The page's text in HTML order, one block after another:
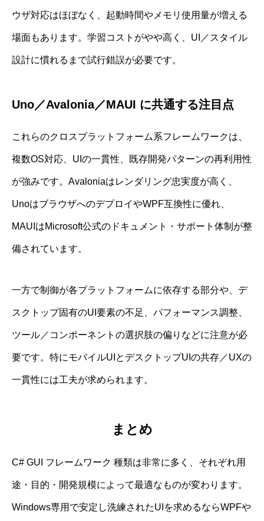
ウザ対応はほぼなく、起動時間やメモリ使用量が増える
場面もあります。学習コストがやや高く、UI／スタイル
設計に慣れるまで試行錯誤が必要です。
Uno／Avalonia／MAUI に共通する注目点
これらのクロスプラットフォーム系フレームワークは、
複数OS対応、UIの一貫性、既存開発パターンの再利用性
が強みです。Avaloniaはレンダリング忠実度が高く、
UnoはブラウザへのデプロイやWPF互換性に優れ、
MAUIはMicrosoft公式のドキュメント・サポート体制が整
備されています。
一方で制御が各プラットフォームに依存する部分や、デ
スクトップ固有のUI要素の不足、パフォーマンス調整、
ツール／コンポーネントの選択肢の偏りなどに注意が必
要です。特にモバイルUIとデスクトップUIの共存／UXの
一貫性には工夫が求められます。
まとめ
C# GUI フレームワーク 種類は非常に多く、それぞれ用
途・目的・開発規模によって最適なものが変わります。
Windows専用で安定し洗練されたUIを求めるならWPFや